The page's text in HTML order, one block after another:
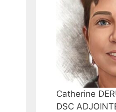
Catherine
DSC